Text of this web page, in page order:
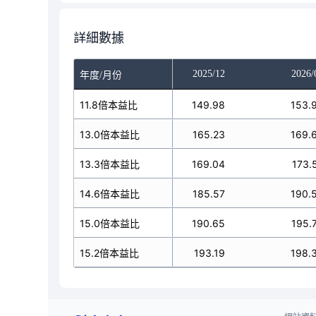
詳細數據
年度/月份
2025/11 2025/12 2026/
11.8倍本益比
13.0倍本益比
13.3倍本益比
14.6倍本益比
15.0倍本益比
15.2倍本益比
149.98 149.98
165.23 165.23
169.04 169.04
185.57 185.57
190.65 190.65
193.19 193.19